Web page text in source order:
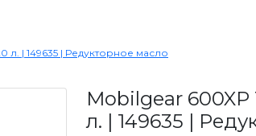
л. | 149635 | Редукторное масло
Mobilgear 600XP
л. | 149635 |